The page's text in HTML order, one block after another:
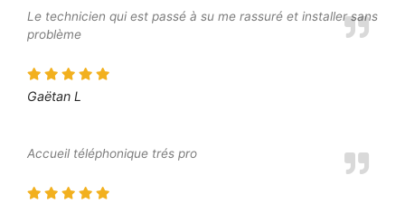
Le technicien qui est passé à su me rassuré et installer sans
problème
Gaëtan L
Accueil téléphonique trés pro